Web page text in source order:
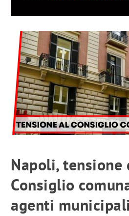
Napoli, tensione
Consiglio
agenti